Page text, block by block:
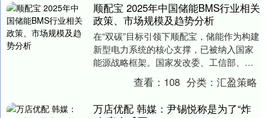
顺配宝 2025年中国储能BMS行业相关
政策、市场规模及趋势分析
在“双碳”目标引领下顺配宝，储能作为构建
新型电力系统的核心支撑，已被纳入国家
能源战略框架。国家发改委、工信部、国
家能源局等部委通过《新型储能规模化建
设专项行动方....
查看： 108 分类：汇盈策略
万店优配 韩媒：尹锡悦称是为了“炸